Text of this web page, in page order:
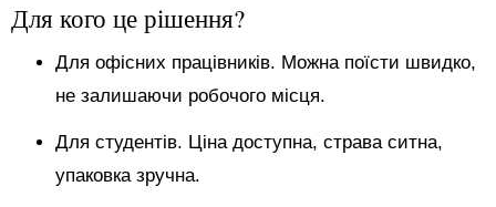
Для кого це рішення?
Для офісних працівників. Можна поїсти швидко,
не залишаючи робочого місця.
Для студентів. Ціна доступна, страва ситна,
упаковка зручна.